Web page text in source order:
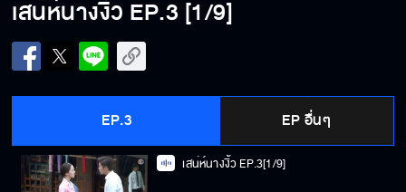
เสน่ห์นางงิ้ว EP.3 [1/9]
EP.3 EP อื่นๆ
เสน่ห์นางงิ้ว EP.3[1/9]